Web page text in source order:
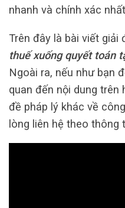
nhanh và chính xác
Trên đây là bài viết giải
thuế xuống quyết toán
Ngoài ra, nếu như bạn
quan đến nội dung
đề pháp lý khác về
lòng liên hệ theo thông